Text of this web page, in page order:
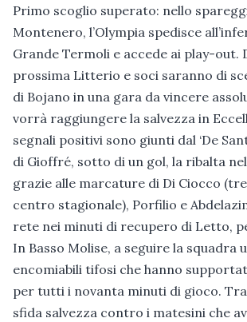
Primo scoglio superato: nello
Montenero, l’Olympia spedisce
Grande Termoli e accede ai play-out.
prossima Litterio e soci saranno di
di Bojano in una gara da vincere
vorrà raggiungere la salvezza in
segnali positivi sono giunti dal ‘De
di Gioffré, sotto di un gol, la ribalta
grazie alle marcature di Di Ciocco
centro stagionale), Porfilio e
rete nei minuti di recupero di Letto,
In Basso Molise, a seguire la squadra
encomiabili tifosi che hanno
per tutti i novanta minuti di gioco.
sfida salvezza contro i matesini che